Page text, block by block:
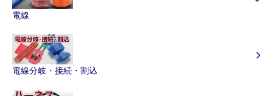
電線
電線分岐・接続・割込